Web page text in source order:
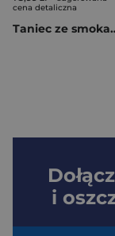
cena detaliczna
Taniec ze
i